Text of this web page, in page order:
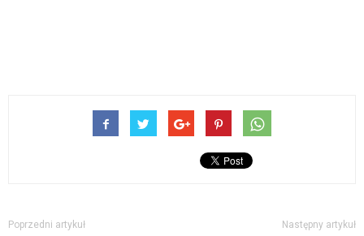
Poprzedni artykuł Następny artykuł